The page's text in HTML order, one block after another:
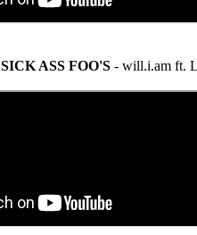
SICK ASS FOO'S - will.i.am ft.